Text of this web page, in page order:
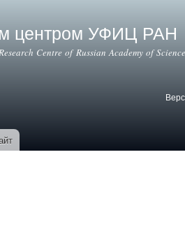
содержанию
центром УФИЦ РАН
Centre of Russian Academy of Science